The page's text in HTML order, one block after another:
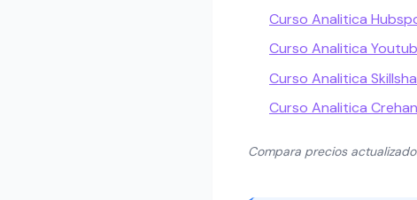
Curso Analitica
Curso Analitica
Curso Analitica
Curso Analitica
Compara precios